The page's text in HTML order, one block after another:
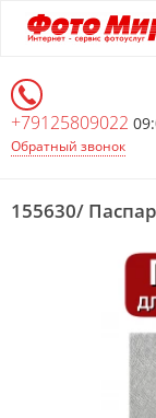
Перейти
к
информации
+79125809022
Обратный звонок
155630/